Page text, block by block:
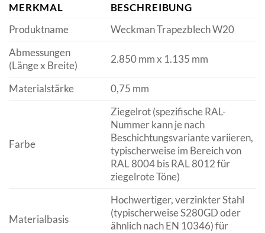
MERKMAL
BESCHREIBUNG
Produktname
Weckman Trapezblech W20
Abmessungen
(Länge x Breite)
2.850 mm x 1.135 mm
Materialstärke 0,75 mm
Farbe
Ziegelrot (spezifische RAL-
Nummer kann je nach
Beschichtungsvariante variieren,
typischerweise im Bereich von
RAL 8004 bis RAL 8012 für
ziegelrote Töne)
Materialbasis
Hochwertiger, verzinkter Stahl
(typischerweise S280GD oder
ähnlich nach EN 10346) für